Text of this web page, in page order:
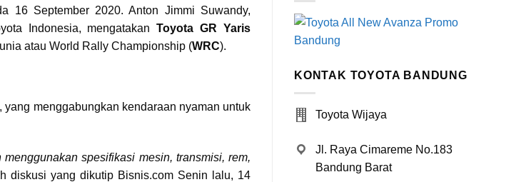
16 September 2020. Anton Jimmi Suwandy,
Indonesia, mengatakanToyota GR Yaris
atau World Rally Championship (WRC).
menggabungkan kendaraan nyaman untuk
spesifikasi mesin, transmisi, rem,
diskusi yang dikutip Bisnis.com Senin lalu, 14
KONTAK TOYOTA BANDUNG
Toyota Wijaya
Jl. Raya Cimareme No.183
Bandung Barat